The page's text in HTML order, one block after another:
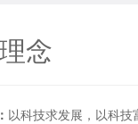
念
以科技求发展，以科技